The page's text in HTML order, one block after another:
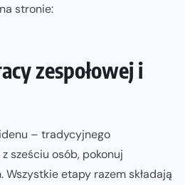
stronie:
zespołowej i
– tradycyjnego
sześciu osób, pokonuj
etapy razem składają